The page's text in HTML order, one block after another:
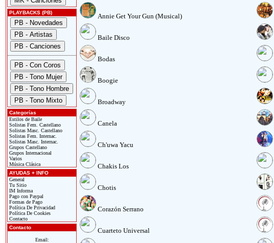
PLAYBACKS (PB)
Categorías
Estilos de Baile
Solistas Fem. Castellano
Solistas Masc. Castellano
Solistas Fem. Internac.
Solistas Masc. Internac.
Grupos Castellano
Grupos Internacional
Varios
Música Clásica
AYUDAS + INFO
General
Tu Sitio
IM Informa
Pago con Paypal
Formas de Pago
Política De Privacidad
Política De Cookies
Contacto
Contacto
Email:
Annie Get Your Gun (Musical)
Baile Disco
Bodas
Boogie
Broadway
Canela
Ch'uwa Yacu
Chakis Los
Chotis
Corazón Serrano
Cuarteto Universal